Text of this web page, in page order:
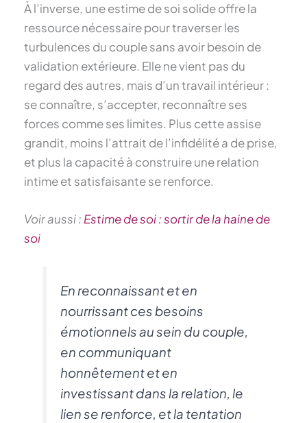
À l’inverse, une estime de soi solide offre la
ressource nécessaire pour traverser les
turbulences du couple sans avoir besoin de
validation extérieure. Elle ne vient pas du
regard des autres, mais d’un travail intérieur :
se connaître, s’accepter, reconnaître ses
forces comme ses limites. Plus cette assise
grandit, moins l’attrait de l’infidélité a de prise,
et plus la capacité à construire une relation
intime et satisfaisante se renforce.
Voir aussi : Estime de soi : sortir de la haine de
soi
En reconnaissant et en
nourrissant ces besoins
émotionnels au sein du couple,
en communiquant
honnêtement et en
investissant dans la relation, le
lien se renforce, et la tentation